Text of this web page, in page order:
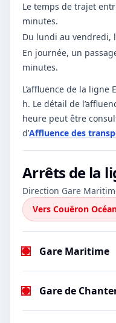
Le temps de trajet
minutes.
Du lundi au vendredi,
En journée, un
minutes.
L’affluence de la
h. Le détail de
heure peut être
d’Affluence des
Arrêts de la
Direction Gare
Vers Couëron
Gare Maritime
Gare de